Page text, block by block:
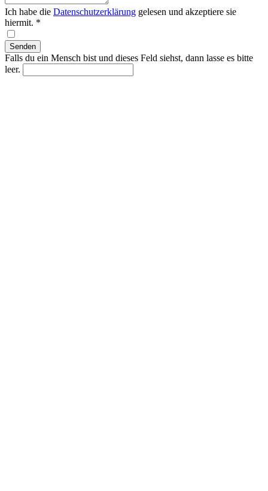
Ich habe die Datenschutzerklärung gelesen und akzeptiere sie
hiermit. *
Falls du ein Mensch bist und dieses Feld siehst, dann lasse es bitte
leer.